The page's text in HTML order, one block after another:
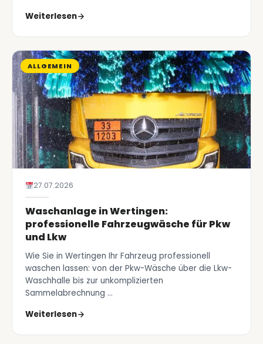
Weiterlesen
ALLGEMEIN
27.07.2026
Waschanlage in Wertingen:
professionelle Fahrzeugwäsche für Pkw
und Lkw
Wie Sie in Wertingen Ihr Fahrzeug professionell
waschen lassen: von der Pkw-Wäsche über die Lkw-
Waschhalle bis zur unkomplizierten
Sammelabrechnung …
Weiterlesen